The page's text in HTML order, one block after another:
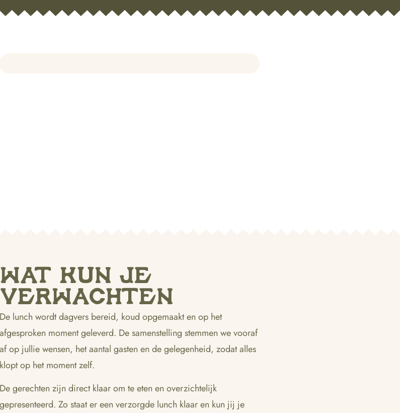
WAT KUN JE
VERWACHTEN
De lunch wordt dagvers bereid, koud opgemaakt en op het
afgesproken moment geleverd. De samenstelling stemmen we vooraf
af op jullie wensen, het aantal gasten en de gelegenheid, zodat alles
klopt op het moment zelf.
De gerechten zijn direct klaar om te eten en overzichtelijk
gepresenteerd. Zo staat er een verzorgde lunch klaar en kun jij je